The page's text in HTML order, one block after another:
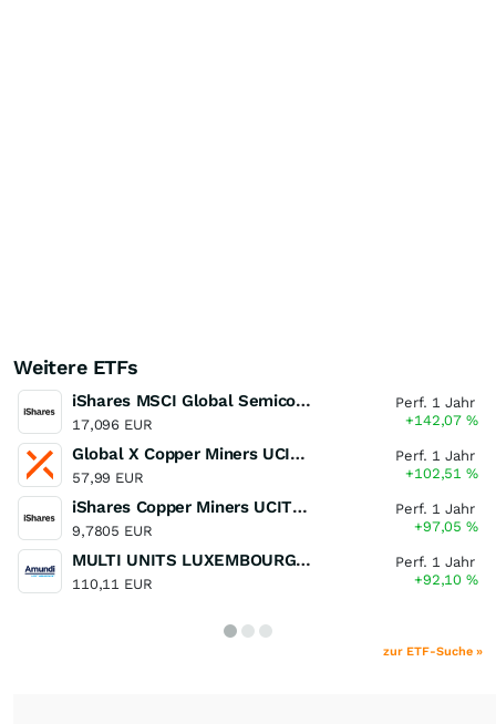
Weitere ETFs
iShares MSCI Global Semiconductors UCITS ETF USD (Acc)
17,096 EUR
Perf. 1 Jahr
+142,07%
Global X Copper Miners UCITS ETF USD Acc
57,99 EUR
Perf. 1 Jahr
+102,51%
iShares Copper Miners UCITS ETF
9,7805 EUR
Perf. 1 Jahr
+97,05%
MULTI UNITS LUXEMBOURG - Lyxor MSCI Semiconductors ESG Filtered
110,11 EUR
Perf. 1 Jahr
+92,10%
zur ETF-Suche »